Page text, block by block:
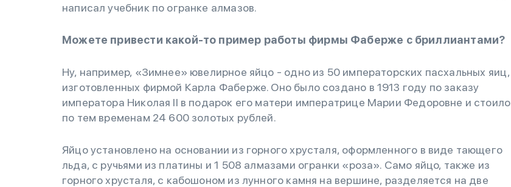
написал учебник по огранке алмазов.
Можете привести какой-то пример работы фирмы Фаберже с бриллиантами?
Ну, например, «Зимнее» ювелирное яйцо - одно из 50 императорских пасхальных яиц,
изготовленных фирмой Карла Фаберже. Оно было создано в 1913 году по заказу
императора Николая II в подарок его матери императрице Марии Федоровне и стоило
по тем временам 24 600 золотых рублей.
Яйцо установлено на основании из горного хрусталя, оформленного в виде тающего
льда, с ручьями из платины и 1 508 алмазами огранки «роза». Само яйцо, также из
горного хрусталя, с кабошоном из лунного камня на вершине, разделяется на две